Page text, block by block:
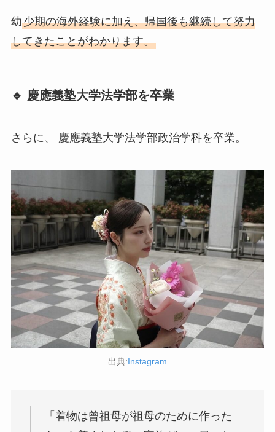
幼少期の海外経験に加え、帰国後も継続して努力
してきたことがわかります。
🔹 慶應義塾大学法学部を卒業
さらに、 慶應義塾大学法学部政治学科を卒業。
出典:Instagram
「着物は曾祖母が祖母のために作った